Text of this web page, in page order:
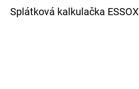
Splátková kalkulačka ESSOX